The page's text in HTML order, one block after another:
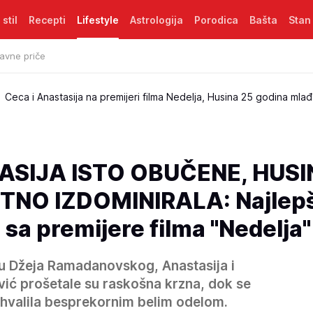
stil Recepti Lifestyle
priče
Astrologija Porodica Bašta Stan
Ceca i Anastasija na premijeri filma Nedelja, Husina 25 godina
ISTO OBUČENE,
IZDOMINIRALA:
premijere filma "Nedelja"
Ramadanovskog, Anastasija i
prošetale su raskošna krzna, dok se
besprekornim belim odelom.